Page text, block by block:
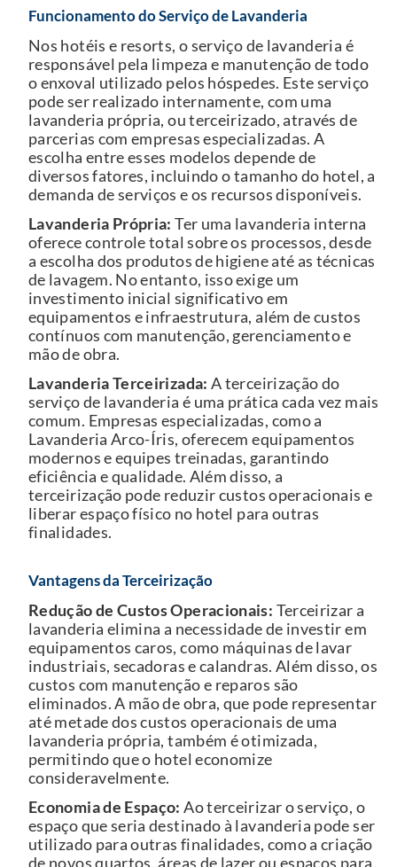
Funcionamento do Serviço de Lavanderia
Nos hotéis e resorts, o serviço de lavanderia é
responsável pela limpeza e manutenção de todo
o enxoval utilizado pelos hóspedes. Este serviço
pode ser realizado internamente, com uma
lavanderia própria, ou terceirizado, através de
parcerias com empresas especializadas. A
escolha entre esses modelos depende de
diversos fatores, incluindo o tamanho do hotel, a
demanda de serviços e os recursos disponíveis.
Lavanderia Própria: Ter uma lavanderia interna
oferece controle total sobre os processos, desde
a escolha dos produtos de higiene até as técnicas
de lavagem. No entanto, isso exige um
investimento inicial significativo em
equipamentos e infraestrutura, além de custos
contínuos com manutenção, gerenciamento e
mão de obra.
Lavanderia Terceirizada: A terceirização do
serviço de lavanderia é uma prática cada vez mais
comum. Empresas especializadas, como a
Lavanderia Arco-Íris, oferecem equipamentos
modernos e equipes treinadas, garantindo
eficiência e qualidade. Além disso, a
terceirização pode reduzir custos operacionais e
liberar espaço físico no hotel para outras
finalidades.
Vantagens da Terceirização
Redução de Custos Operacionais: Terceirizar a
lavanderia elimina a necessidade de investir em
equipamentos caros, como máquinas de lavar
industriais, secadoras e calandras. Além disso, os
custos com manutenção e reparos são
eliminados. A mão de obra, que pode representar
até metade dos custos operacionais de uma
lavanderia própria, também é otimizada,
permitindo que o hotel economize
consideravelmente.
Economia de Espaço: Ao terceirizar o serviço, o
espaço que seria destinado à lavanderia pode ser
utilizado para outras finalidades, como a criação
de novos quartos, áreas de lazer ou espaços para